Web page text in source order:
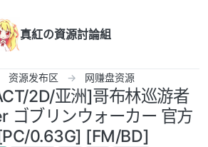
真紅の資源討論組
资源发布区 网赚盘资源
2D/亚洲]哥布林巡游者
ゴブリンウォーカー 官方
0.63G] [FM/BD]